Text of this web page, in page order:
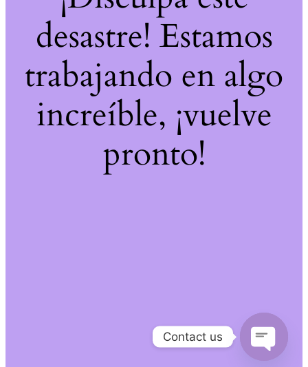
desastre! Estamos
trabajando en algo
increíble, ¡vuelve
pronto!
Contact us